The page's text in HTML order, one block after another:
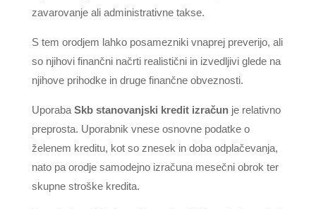
zavarovanje ali administrativne takse.
S tem orodjem lahko posamezniki vnaprej preverijo, ali
so njihovi finančni načrti realistični in izvedljivi glede na
njihove prihodke in druge finančne obveznosti.
Uporaba Skb stanovanjski kredit izračunje relativno
preprosta. Uporabnik vnese osnovne podatke o
želenem kreditu, kot so znesek in doba odplačevanja,
nato pa orodje samodejno izračuna mesečni obrok ter
skupne stroške kredita.